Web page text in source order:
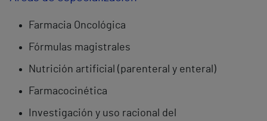
Farmacia Oncológica
Fórmulas magistrales
Nutrición artificial (parenteral y enteral)
Farmacocinética
Investigación y uso racional del